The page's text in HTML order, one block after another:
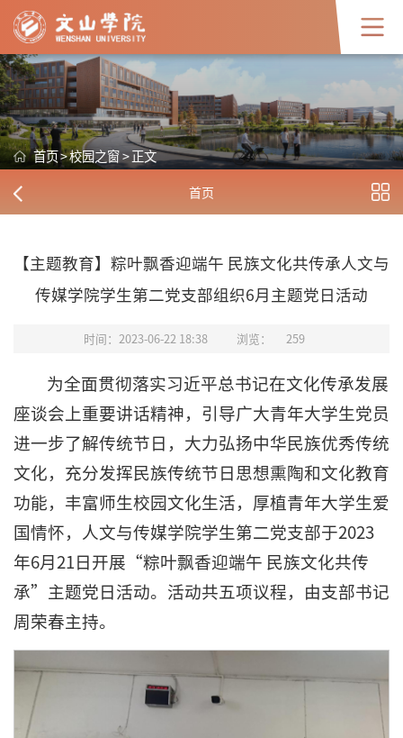
首页>校园之窗>正文
首页
【主题教育】粽叶飘香迎端午 民族文化共传承人文与
传媒学院学生第二党支部组织6月主题党日活动
时间：2023-06-22 18:38 浏览： 259
为全面贯彻落实习近平总书记在文化传承发展
座谈会上重要讲话精神，引导广大青年大学生党员
进一步了解传统节日，大力弘扬中华民族优秀传统
文化，充分发挥民族传统节日思想熏陶和文化教育
功能，丰富师生校园文化生活，厚植青年大学生爱
国情怀，人文与传媒学院学生第二党支部于2023
年6月21日开展“粽叶飘香迎端午 民族文化共传
承”主题党日活动。活动共五项议程，由支部书记
周荣春主持。